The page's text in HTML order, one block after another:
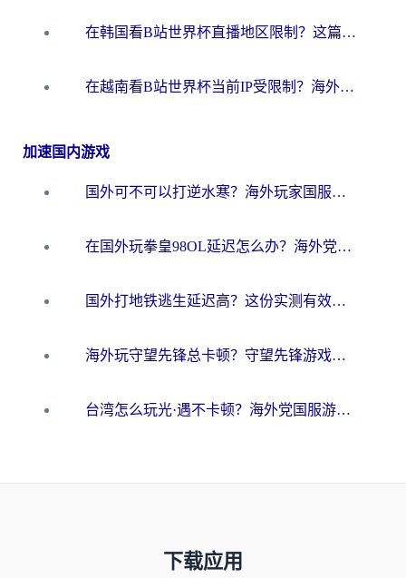
在韩国看B站世界杯直播地区限制？这篇指南让你告别“当前地区不可播放”
在越南看B站世界杯当前IP受限制？海外党体育观赛终极指南来了
加速国内游戏
国外可不可以打逆水寒？海外玩家国服畅玩终极指南（附漫威荒野乱斗加速方案）
在国外玩拳皇98OL延迟怎么办？海外党亲测有效的低延迟指南
国外打地铁逃生延迟高？这份实测有效的低延迟指南帮你吃鸡
海外玩守望先锋总卡顿？守望先锋游戏加速器在哪里买&避坑指南（附欧洲非洲游戏实测）
台湾怎么玩光·遇不卡顿？海外党国服游戏加速终极攻略（附实测体验）
下载应用